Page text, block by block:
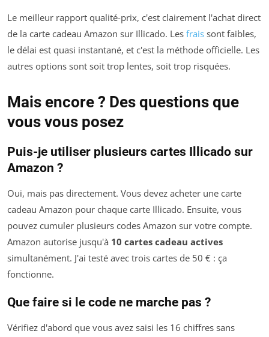
Le meilleur rapport qualité-prix, c'est clairement l'achat direct
de la carte cadeau Amazon sur Illicado. Les frais sont faibles,
le délai est quasi instantané, et c'est la méthode officielle. Les
autres options sont soit trop lentes, soit trop risquées.
Mais encore ? Des questions que
vous vous posez
Puis-je utiliser plusieurs cartes Illicado sur
Amazon ?
Oui, mais pas directement. Vous devez acheter une carte
cadeau Amazon pour chaque carte Illicado. Ensuite, vous
pouvez cumuler plusieurs codes Amazon sur votre compte.
Amazon autorise jusqu'à 10 cartes cadeau actives
simultanément. J'ai testé avec trois cartes de 50 € : ça
fonctionne.
Que faire si le code ne marche pas ?
Vérifiez d'abord que vous avez saisi les 16 chiffres sans